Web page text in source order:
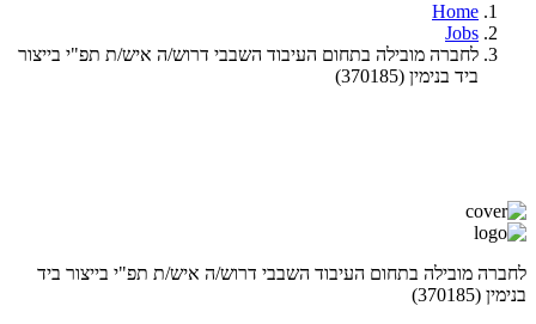
Home
Jobs
לחברה מובילה בתחום העיבוד השבבי דרוש/ה איש/ת תפ"י בייצור
ביד בנימין (370185)
לחברה מובילה בתחום העיבוד השבבי דרוש/ה איש/ת תפ"י בייצור ביד
בנימין (370185)